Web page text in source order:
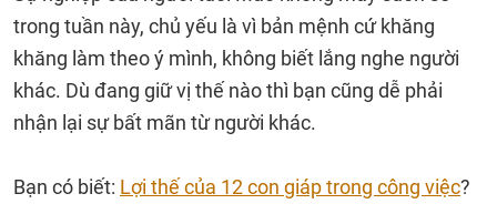
trong tuần này, chủ yếu là vì bản mệnh cứ khăng
khăng làm theo ý mình, không biết lắng nghe người
khác. Dù đang giữ vị thế nào thì bạn cũng dễ phải
nhận lại sự bất mãn từ người khác.
Bạn có biết: Lợi thế của 12 con giáp trong công việc?